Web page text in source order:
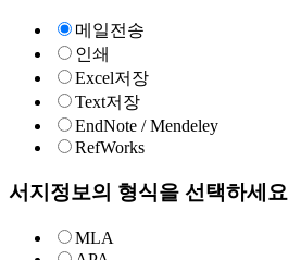
메일전송
인쇄
Excel저장
Text저장
EndNote / Mendeley
RefWorks
서지정보의 형식을 선택하세요
MLA